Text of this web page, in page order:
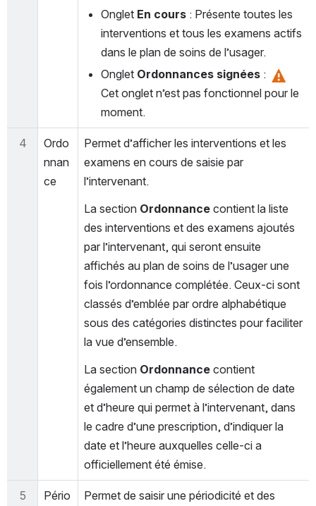
Onglet En cours : Présente toutes les
interventions et tous les examens actifs
dans le plan de soins de l’usager.
Onglet Ordonnances signées :
Cet onglet n’est pas fonctionnel pour le
moment.
4
Ordo
nnan
ce
Permet d’afficher les interventions et les
examens en cours de saisie par
l’intervenant.
La section Ordonnance contient la liste
des interventions et des examens ajoutés
par l’intervenant, qui seront ensuite
affichés au plan de soins de l’usager une
fois l’ordonnance complétée. Ceux-ci sont
classés d’emblée par ordre alphabétique
sous des catégories distinctes pour faciliter
la vue d’ensemble.
La section Ordonnance contient
également un champ de sélection de date
et d’heure qui permet à l’intervenant, dans
le cadre d’une prescription, d’indiquer la
date et l’heure auxquelles celle-ci a
officiellement été émise.
5
Pério
Permet de saisir une périodicité et des